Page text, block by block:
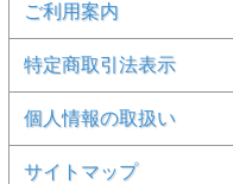
ご利用案内
特定商取引法表示
個人情報の取扱い
サイトマップ